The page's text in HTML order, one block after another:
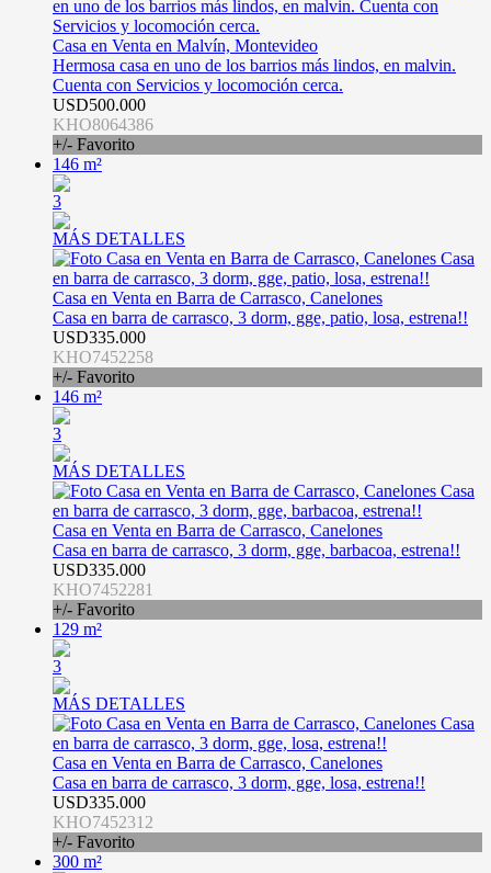
Casa en Venta en Malvín, Montevideo
Hermosa casa en uno de los barrios más lindos, en malvin.
Cuenta con Servicios y locomoción cerca.
USD500.000
KHO8064386
+/- Favorito
146 m²
3
MÁS DETALLES
Casa en Venta en Barra de Carrasco, Canelones
Casa en barra de carrasco, 3 dorm, gge, patio, losa, estrena!!
USD335.000
KHO7452258
+/- Favorito
146 m²
3
MÁS DETALLES
Casa en Venta en Barra de Carrasco, Canelones
Casa en barra de carrasco, 3 dorm, gge, barbacoa, estrena!!
USD335.000
KHO7452281
+/- Favorito
129 m²
3
MÁS DETALLES
Casa en Venta en Barra de Carrasco, Canelones
Casa en barra de carrasco, 3 dorm, gge, losa, estrena!!
USD335.000
KHO7452312
+/- Favorito
300 m²